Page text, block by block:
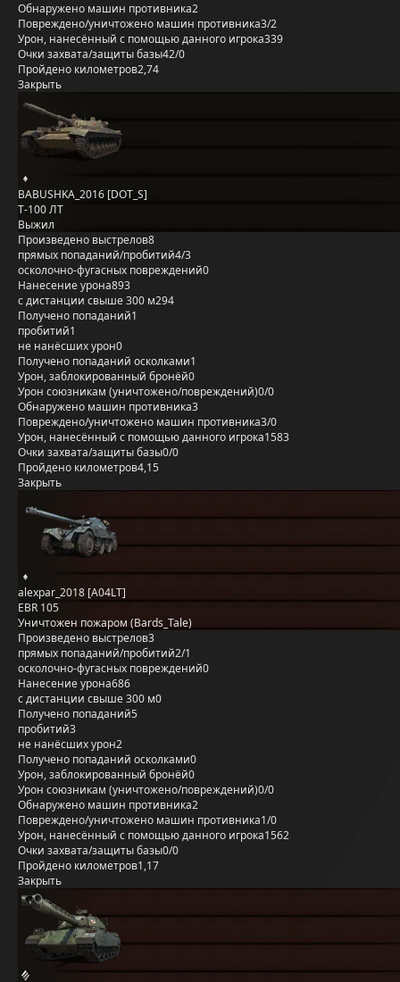
Обнаружено машин противника2
Повреждено/уничтожено машин противника3/2
Урон, нанесённый с помощью данного игрока339
Очки захвата/защиты базы42/0
Пройдено километров2,74
Закрыть
BABUSHKA_2016 [DOT_S]
Т-100 ЛТ
Выжил
Произведено выстрелов8
прямых попаданий/пробитий4/3
осколочно-фугасных повреждений0
Нанесение урона893
с дистанции свыше 300 м294
Получено попаданий1
пробитий1
не нанёсших урон0
Получено попаданий осколками1
Урон, заблокированный бронёй0
Урон союзникам (уничтожено/повреждений)0/0
Обнаружено машин противника3
Повреждено/уничтожено машин противника3/0
Урон, нанесённый с помощью данного игрока1583
Очки захвата/защиты базы0/0
Пройдено километров4,15
Закрыть
alexpar_2018 [A04LT]
EBR 105
Уничтожен пожаром (Bards_Tale)
Произведено выстрелов3
прямых попаданий/пробитий2/1
осколочно-фугасных повреждений0
Нанесение урона686
с дистанции свыше 300 м0
Получено попаданий5
пробитий3
не нанёсших урон2
Получено попаданий осколками0
Урон, заблокированный бронёй0
Урон союзникам (уничтожено/повреждений)0/0
Обнаружено машин противника2
Повреждено/уничтожено машин противника1/0
Урон, нанесённый с помощью данного игрока1562
Очки захвата/защиты базы0/0
Пройдено километров1,17
Закрыть